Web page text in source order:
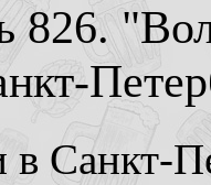
826.
в Санкт-